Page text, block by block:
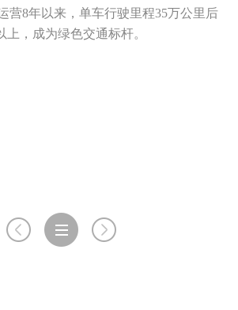
营8年以来，单车行驶里程35万公里后
上，成为绿色交通标杆。